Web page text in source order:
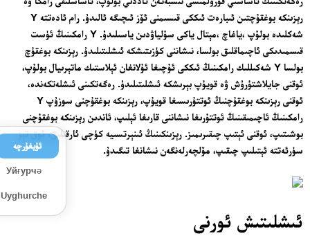
رېزىنكە بوغقۇچتىن ئىبارەت ئىككى قىسىمنى ئۆز ئىچىگە ئالىدۇ. رام ئادەتتە Y
شەكلىدە بولۇپ ،ياغاچ ،مېتال ياكى سۇلياۋدىن ياسىلىدۇ. Y رامكىنىڭ ئۈست
قىسمىدىكى ئاچىماقلىق بولسا، نىشاننى كۈزىتىشكە ئىشلىتىلىدۇ. رېزىنكە بوغقۇچ
بولسا Y شەكىللىك رامكىنىڭ ئىككى ئۇچىغا ئۇلانغان ئېلاستىك ماتېرىيال بولۇپ،
ئوقنى جايلاشتۇرۇش ۋە قويۇپ بېرىشكە ئىشلىتىلىدۇ. رەگەتكىنى ئىشلەتكەندە،
ئوقنى رېزىنكە بوغقۇچنىڭ ئوتتۇرىسىغا قويۇپ، رېزىنكە بوغقۇچنى سوزۇپ Y
رامكىنىڭ ئاچىمىقىنىڭ ئوتتۇرىغا نىشاننى قارىغا ئېلىپ، ئاندىن رېزىنكە بوغقۇچنى
بوشىتىپ، ئوقنى ئېتىپ چىقىرىمىز. رېزىنكىنىڭ ئىنېرتسىيە كۈچى ئارقىلىق، ئوق تېز
سۈرئەتتە ئېتىلىپ چىقىپ، مۆلچەرلەنگەن نىشانغا تىگىدۇ.
ئىشلىتىش ئورنى
ئۇيغۇرچە
Уйғурчә
Uyghurche